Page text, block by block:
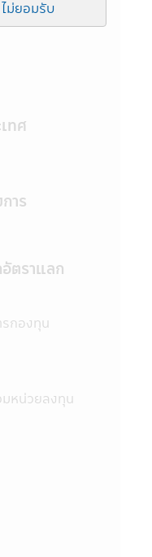
ก็บใว้เป็นข้อมูล
ชี้ชวนส่วน
ละเอียดได้ที่
ขายที่ได้รับการ
กทรัพย์ หรือ
นเดียวกับที่
หรือทรัพย์สิน
สนใจจะลงทุน
เพื่อบริษัท
อดูข้อมูลได้ที่
สำนักงานคณะ
มหนึ่งหรือ
สินใจลงทุน
ผู้ลงทุนอาจไม่
ทุนภายในระยะ
ถขายคืนหน่วย
ได้รับชำระเงิน
ยะเวลาที่
รถดำรง
นักงานคณะ
งไว้
ไม่ยอมรับ
ทศ
าร
ตราแลก
กองทุน
หน่วยลงทุน